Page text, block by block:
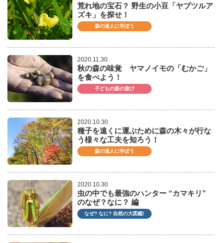
荒れ地の宝石？ 野生の小豆「ヤブツルア
ズキ」を探せ！
森の達人に学ぼう
2020.11.30
秋の森の味覚 ヤマノイモの「むかご」
を食べよう！
子どもの森の遊び
2020.10.30
種子を遠くに運ぶために森の木々が行な
う様々な工夫を知ろう！
森の達人に学ぼう
2020.10.30
虫の中でも最強のハンター “カマキリ”
のなぜ？なに？ 編
なぜ? なに? 自然の大図鑑!